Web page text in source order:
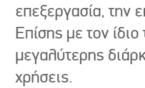
επεξεργασία,
Επίσης με τον
μεγαλύτερης
χρήσεις.